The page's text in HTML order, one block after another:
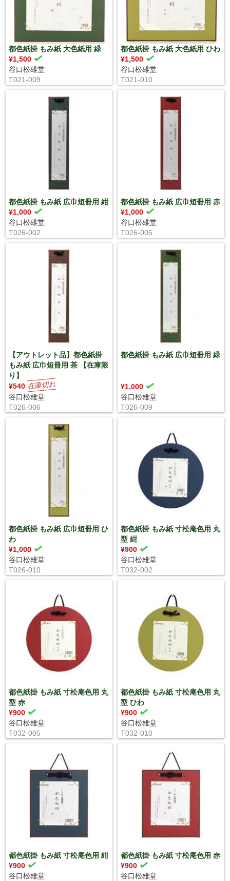
都色紙掛 もみ紙 大色紙用 緑
¥1,500
谷口松雄堂
T021-009
都色紙掛 もみ紙 大色紙用 ひわ
¥1,500
谷口松雄堂
T021-010
都色紙掛 もみ紙 広巾短冊用 紺
¥1,000
谷口松雄堂
T026-002
都色紙掛 もみ紙 広巾短冊用 赤
¥1,000
谷口松雄堂
T026-005
【アウトレット品】都色紙掛
もみ紙 広巾短冊用 茶 【在庫限
り】
¥540
谷口松雄堂
T026-006
都色紙掛 もみ紙 広巾短冊用 緑
¥1,000
谷口松雄堂
T026-009
都色紙掛 もみ紙 広巾短冊用 ひ
わ
¥1,000
谷口松雄堂
T026-010
都色紙掛 もみ紙 寸松庵色用 丸
型 紺
¥900
谷口松雄堂
T032-002
都色紙掛 もみ紙 寸松庵色用 丸
型 赤
¥900
谷口松雄堂
T032-005
都色紙掛 もみ紙 寸松庵色用 丸
型 ひわ
¥900
谷口松雄堂
T032-010
都色紙掛 もみ紙 寸松庵色用 紺
¥900
谷口松雄堂
都色紙掛 もみ紙 寸松庵色用 赤
¥900
谷口松雄堂